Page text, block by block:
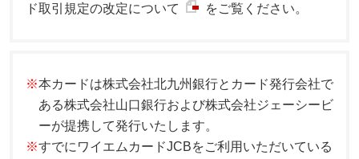
ド取引規定の改定について
をご覧ください。
※本カードは株式会社北九州銀行とカード発行会社で
ある株式会社山口銀行および株式会社ジェーシービ
ーが提携して発行いたします。
※すでにワイエムカードJCBをご利用いただいている